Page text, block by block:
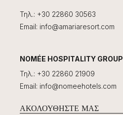
Τηλ.: +30 22860 30563
Email: info@amariaresort.com
NOMÉE HOSPITALITY GROUP
Τηλ.: +30 22860 21909
Email: info@nomeehotels.com
ΑΚΟΛΟΥΘΉΣΤΕ ΜΑΣ